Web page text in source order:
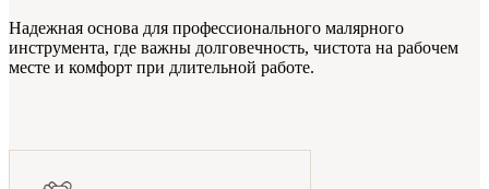
Надежная основа для профессионального малярного
инструмента, где важны долговечность, чистота на рабочем
месте и комфорт при длительной работе.